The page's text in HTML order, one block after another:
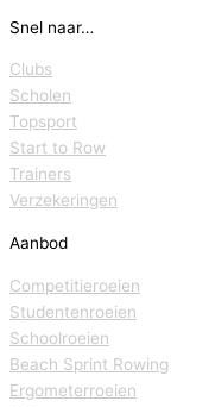
Snel naar…
Clubs
Scholen
Topsport
Start to Row
Trainers
Verzekeringen
Aanbod
Competitieroeien
Studentenroeien
Schoolroeien
Beach Sprint Rowing
Ergometerroeien